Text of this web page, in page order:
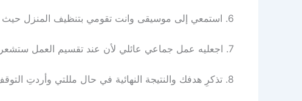
6. استمعي إلى موسيقى وانت تقومي بتنظيف المنزل حيث
7. اجعليه عمل جماعي عائلي لأن عند تقسيم العمل
8. تذكر هدفك والنتيجة النهائية في حال مللتي وأردت